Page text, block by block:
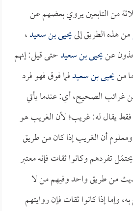
من التابعين يروي بعضهم عن
من هذه الطريق إلىيحيى بن سعيد،
عنيحيى بن سعيدحتى قيل: إنهم
منيحيى بن سعيدفما فوق فهو فرد
غرائب الصحيح، أي: عندما يأتي
يقال له: غريب؛ لأن الغريب هو
أن الغريب إذا كان من طريق
تفردهم وكانوا ثقات فإنه معتبر
من طريق واحد وفيهم من لا
وإما إذا كانوا ثقات فإن روايتهم